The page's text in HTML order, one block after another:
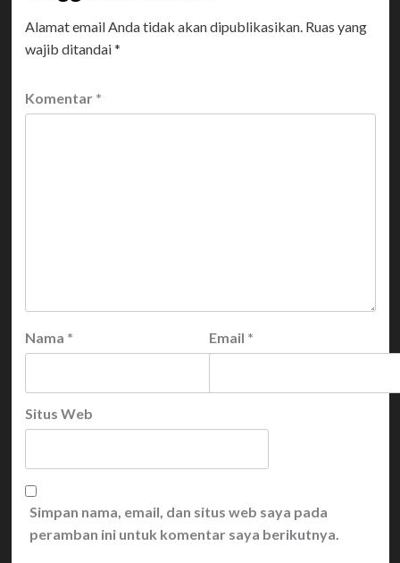
Alamat email Anda tidak akan dipublikasikan. Ruas yang
wajib ditandai*
Komentar *
Nama * Email *
Situs Web
Simpan nama, email, dan situs web saya pada
peramban ini untuk komentar saya berikutnya.